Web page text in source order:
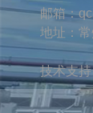
邮箱：
地址：
技术支